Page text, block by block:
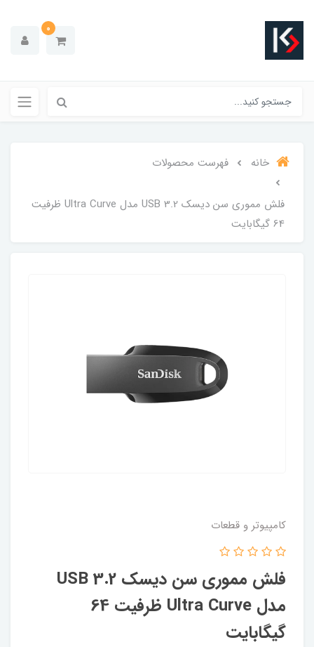
0
خانه فهرست محصولات
فلش مموری سن دیسک USB 3.2 مدل Ultra Curve ظرفیت
64 گیگابایت
کامپیوتر و قطعات
فلش مموری سن دیسک USB 3.2
مدل Ultra Curve ظرفیت 64
گیگابایت